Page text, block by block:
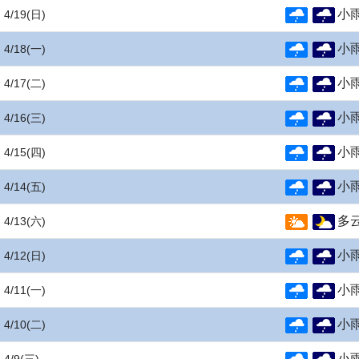
4/19(日) 小
4/18(一) 小
4/17(二) 小
4/16(三) 小
4/15(四) 小
4/14(五) 小
4/13(六) 多
4/12(日) 小
4/11 (一) 小
4/10(二) 小